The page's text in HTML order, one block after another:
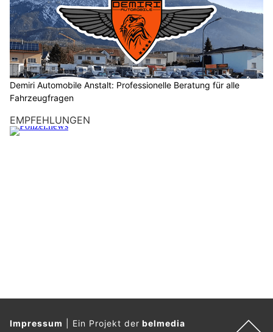
Demiri Automobile Anstalt: Professionelle Beratung für alle
Fahrzeugfragen
EMPFEHLUNGEN
Impressum Ein Projekt derbelmedia